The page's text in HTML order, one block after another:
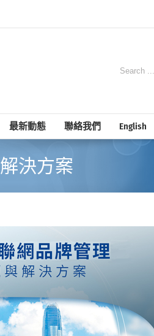
Search
最新動態 聯絡我們 English
決方案